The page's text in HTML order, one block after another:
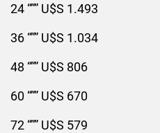
24 “”” U$S 1.493
36 “”” U$S 1.034
48 “”” U$S 806
60 “”” U$S 670
72 “”” U$S 579